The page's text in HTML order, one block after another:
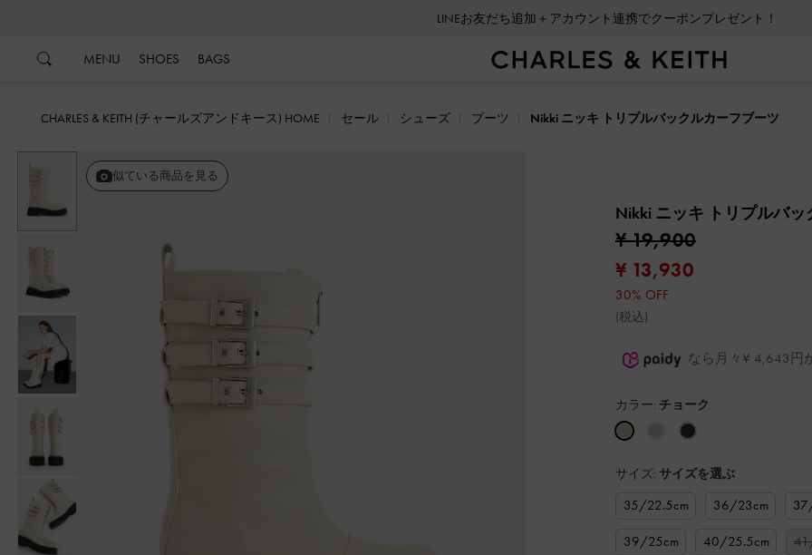
LINEお友だち追加＋アカウント連携でクーポンプレゼント！
MENU SHOES BAGS
CHARLES & KEITH (チャールズアンドキース) HOME セール シューズ ブーツ Nikki ニッキ トリプルバックルカーフブーツ
似ている商品を見る
Nikki ニッキ トリプルバ
¥ 19,900
¥ 13,930
30% OFF
(税込)
なら月々¥ 4,643円
カラー: チョーク
サイズ: サイズを選ぶ
35/22.5cm 36/23cm
39/25cm
40/25.5cm